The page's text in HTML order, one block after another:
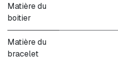
Matière du
boitier
Matière du
bracelet